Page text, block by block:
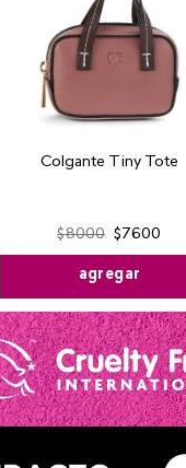
Colgante Tiny Tote
$8000 $7600
agregar